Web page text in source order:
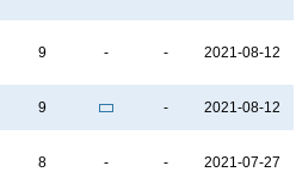
9 - - 2021-08-12
9 - 2021-08-12
8 - - 2021-07-27